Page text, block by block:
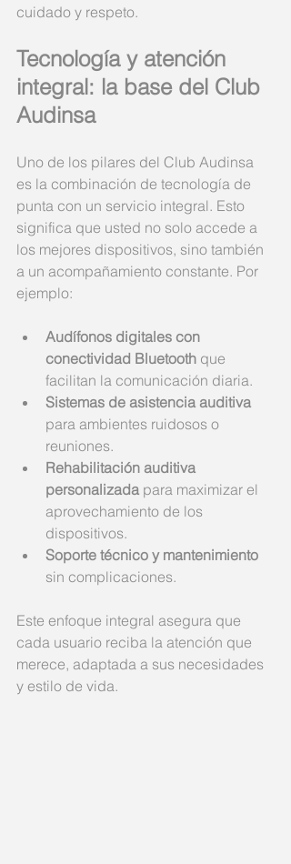
cuidado y respeto.
Tecnología y atención
integral: la base del Club
Audinsa
Uno de los pilares del Club Audinsa
es la combinación de tecnología de
punta con un servicio integral. Esto
significa que usted no solo accede a
los mejores dispositivos, sino también
a un acompañamiento constante. Por
ejemplo:
Audífonos digitales con
conectividad Bluetooth que
facilitan la comunicación diaria.
Sistemas de asistencia auditiva
para ambientes ruidosos o
reuniones.
Rehabilitación auditiva
personalizada para maximizar el
aprovechamiento de los
dispositivos.
Soporte técnico y mantenimiento
sin complicaciones.
Este enfoque integral asegura que
cada usuario reciba la atención que
merece, adaptada a sus necesidades
y estilo de vida.